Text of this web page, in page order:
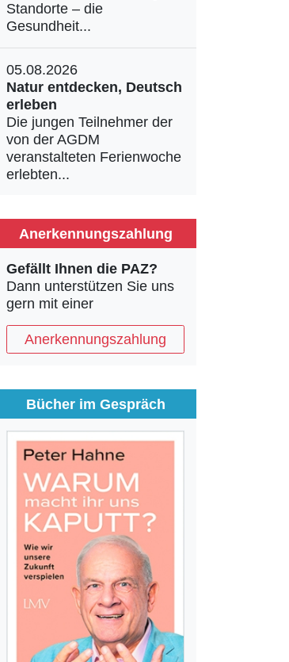
Standorte – die
Gesundheit...
05.08.2026
Natur entdecken, Deutsch
erleben
Die jungen Teilnehmer der
von der AGDM
veranstalteten Ferienwoche
erlebten...
Anerkennungszahlung
Gefällt Ihnen die PAZ?
Dann unterstützen Sie uns
gern mit einer
Anerkennungszahlung
Bücher im Gespräch